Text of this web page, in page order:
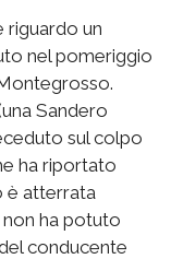
riguardo un
nel pomeriggio
Sandero
sul colpo
ha riportato
è atterrata
non ha potuto
conducente